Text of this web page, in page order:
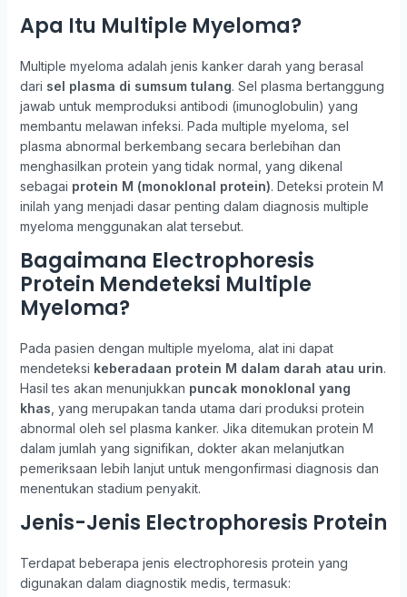
Apa Itu Multiple Myeloma?
Multiple myeloma adalah jenis kanker darah yang berasal
dari sel plasma di sumsum tulang. Sel plasma bertanggung
jawab untuk memproduksi antibodi (imunoglobulin) yang
membantu melawan infeksi. Pada multiple myeloma, sel
plasma abnormal berkembang secara berlebihan dan
menghasilkan protein yang tidak normal, yang dikenal
sebagai protein M (monoklonal protein). Deteksi protein M
inilah yang menjadi dasar penting dalam diagnosis multiple
myeloma menggunakan alat tersebut.
Bagaimana Electrophoresis
Protein Mendeteksi Multiple
Myeloma?
Pada pasien dengan multiple myeloma, alat ini dapat
mendeteksi keberadaan protein M dalam darah atau urin.
Hasil tes akan menunjukkan puncak monoklonal yang
khas , yang merupakan tanda utama dari produksi protein
abnormal oleh sel plasma kanker. Jika ditemukan protein M
dalam jumlah yang signifikan, dokter akan melanjutkan
pemeriksaan lebih lanjut untuk mengonfirmasi diagnosis dan
menentukan stadium penyakit.
Jenis-Jenis Electrophoresis Protein
Terdapat beberapa jenis electrophoresis protein yang
digunakan dalam diagnostik medis, termasuk: